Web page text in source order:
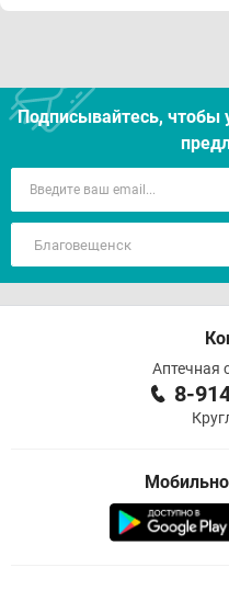
Подписывайтесь, чтобы
Аптечная
8-